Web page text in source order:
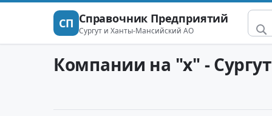
СП Справочник Предприятий
Сургут и Ханты-Мансийский АО
Компании на "х" -